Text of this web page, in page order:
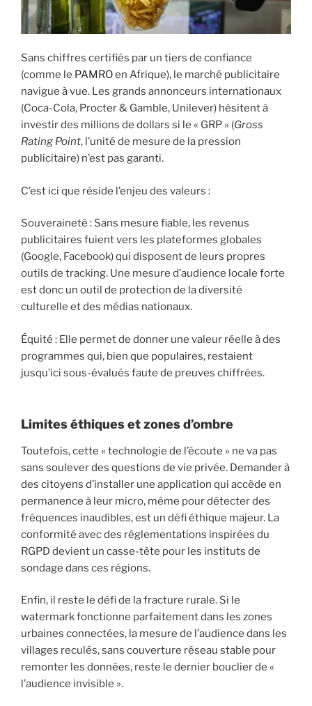
Sans chiffres certifiés par un tiers de confiance
(comme le PAMROen Afrique), le marché publicitaire
navigue à vue. Les grands annonceurs internationaux
(Coca-Cola, Procter & Gamble, Unilever) hésitent à
investir des millions de dollars si le « GRP » (Gross
Rating Point, l’unité de mesure de la pression
publicitaire) n’est pas garanti.
C’est ici que réside l’enjeu des valeurs :
Souveraineté : Sans mesure fiable, les revenus
publicitaires fuient vers les plateformes globales
(Google, Facebook) qui disposent de leurs propres
outils de tracking. Une mesure d’audience locale forte
est donc un outil de protection de la diversité
culturelle et des médias nationaux.
Équité : Elle permet de donner une valeur réelle à des
programmes qui, bien que populaires, restaient
jusqu’ici sous-évalués faute de preuves chiffrées.
Limites éthiques et zones d’ombre
Toutefois, cette « technologie de l’écoute » ne va pas
sans soulever des questions de vie privée. Demander à
des citoyens d’installer une application qui accède en
permanence à leur micro, même pour détecter des
fréquences inaudibles, est un défi éthique majeur. La
conformité avec des réglementations inspirées du
RGPD devient un casse-tête pour les instituts de
sondage dans ces régions.
Enfin, il reste le défi de la fracture rurale. Si le
watermark fonctionne parfaitement dans les zones
urbaines connectées, la mesure de l’audience dans les
villages reculés, sans couverture réseau stable pour
remonter les données, reste le dernier bouclier de «
l’audience invisible ».